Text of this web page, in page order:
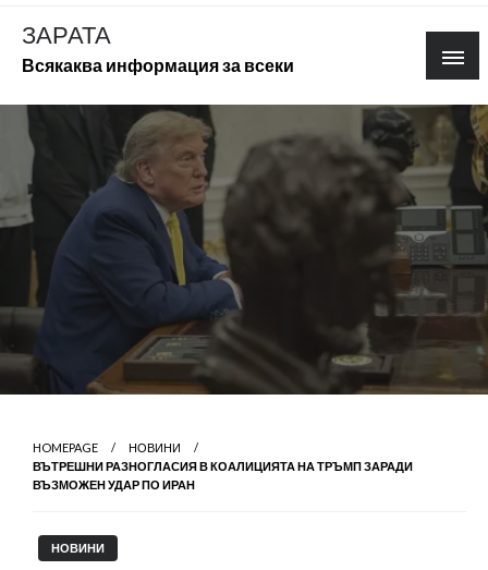
Skip
content
ЗАРАТА
Всякаква информация за всеки
HOMEPAGE
НОВИНИ
ВЪТРЕШНИ РАЗНОГЛАСИЯ В КОАЛИЦИЯТА НА ТРЪМП ЗАРАДИ
ВЪЗМОЖЕН УДАР ПО ИРАН
НОВИНИ